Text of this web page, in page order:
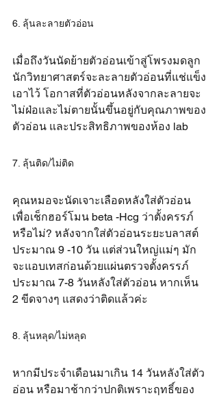
6. ลุ้นละลายตัวอ่อน
เมื่อถึงวันนัดย้ายตัวอ่อนเข้าสู่โพรงมดลูก
นักวิทยาศาสตร์จะละลายตัวอ่อนที่แช่แข็ง
เอาไว้ โอกาสที่ตัวอ่อนหลังจากละลายจะ
ไม่ฝ่อและไม่ตายนั้นขึ้นอยู่กับคุณภาพของ
ตัวอ่อน และประสิทธิภาพของห้อง lab
7. ลุ้นติด/ไม่ติด
คุณหมอจะนัดเจาะเลือดหลังใส่ตัวอ่อน
เพื่อเช็กฮอร์โมน beta -Hcg ว่าตั้งครรภ์
หรือไม่? หลังจากใส่ตัวอ่อนระยะบลาสต์
ประมาณ 9 -10 วัน แต่ส่วนใหญ่แม่ๆ มัก
จะแอบเทสก่อนด้วยแผ่นตรวจตั้งครรภ์
ประมาณ 7-8 วันหลังใส่ตัวอ่อน หากเห็น
2 ขีดจางๆ แสดงว่าติดแล้วค่ะ
8. ลุ้นหลุด/ไม่หลุด
หากมีประจำเดือนมาเกิน 14 วันหลังใส่ตัว
อ่อน หรือมาช้ากว่าปกติเพราะฤทธิ์ของ